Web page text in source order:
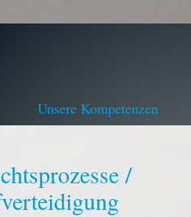
Unsere Kompetenzen
/